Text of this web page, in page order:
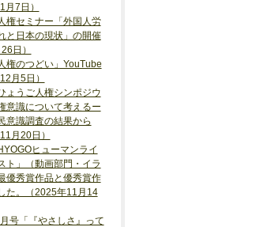
7日）
権セミナー「外国人労
と日本の現状」の開催
日）
権のつどい」YouTube
月5日）
うご人権シンポジウ
意識について考えるー
意識調査の結果から
月20日）
ヒューマンライ
ト」（動画部門・イラ
優秀賞作品と優秀賞作
た。（2025年11月14
号「『やさしさ』って